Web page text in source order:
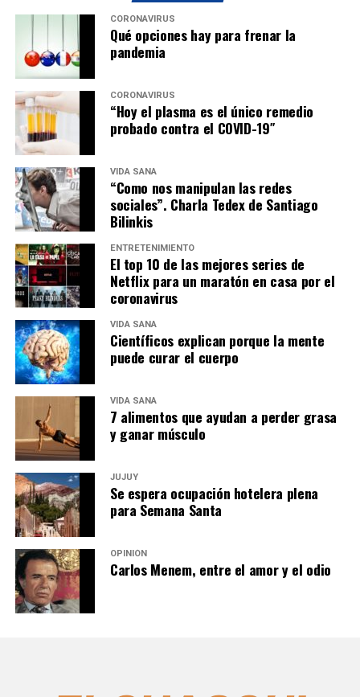
CORONAVIRUS
Qué opciones hay para frenar la
pandemia
CORONAVIRUS
“Hoy el plasma es el único remedio
probado contra el COVID-19″
VIDA SANA
“Como nos manipulan las redes
sociales”. Charla Tedex de Santiago
Bilinkis
ENTRETENIMIENTO
El top 10 de las mejores series de
Netflix para un maratón en casa por el
coronavirus
VIDA SANA
Científicos explican porque la mente
puede curar el cuerpo
VIDA SANA
7 alimentos que ayudan a perder grasa
y ganar músculo
JUJUY
Se espera ocupación hotelera plena
para Semana Santa
OPINIÓN
Carlos Menem, entre el amor y el odio